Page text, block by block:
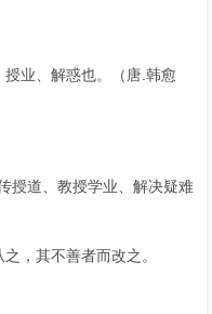
业、解惑也。（唐.韩愈
授道、教授学业、解决疑难
，其不善者而改之。